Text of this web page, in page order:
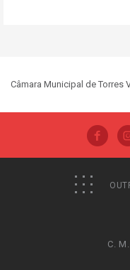
Câmara Municipal de Torres
C.